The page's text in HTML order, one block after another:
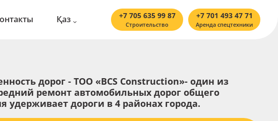
Қаз +7 705 635 99 87
Строительство
+7 701 493 47 71
Аренда спецтехники
дорог - ТОО «BCS Construction»- один из
ремонт автомобильных дорог общего
удерживает дороги в 4 районах города.